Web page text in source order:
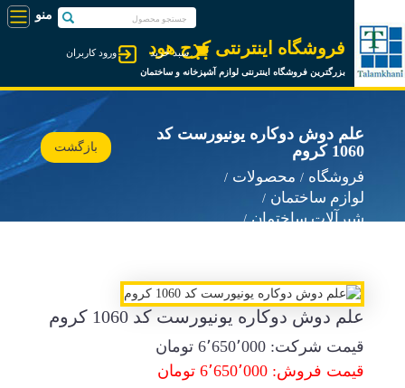
فروشگاه اینترنتی کرج هود
بزرگترین فروشگاه اینترنتی لوازم آشپزخانه و ساختمان
ورود کاربران سبد خرید
علم دوش دوکاره یونیورست کد
1060 کروم
فروشگاه
محصولات
لوازم ساختمان
شیرآلات ساختمان
بازگشت
علم دوش دوکاره یونیورست کد 1060 کروم
قیمت شرکت: 6٬650٬000تومان
قیمت فروش: 6٬650٬000 تومان